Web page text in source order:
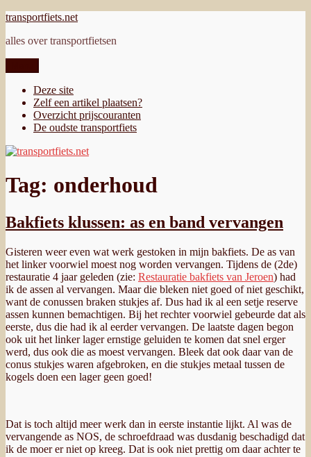
Ga
de
transportfiets.net
alles over transportfietsen
Deze site
Zelf een artikel plaatsen?
Overzicht prijscouranten
De oudste transportfiets
Tag: onderhoud
Bakfiets klussen: as en band vervangen
Gisteren weer even wat werk gestoken in mijn bakfiets. De as van
het linker voorwiel moest nog worden vervangen. Tijdens de (2de)
restauratie 4 jaar geleden (zie: Restauratie bakfiets van Jeroen) had
ik de assen al vervangen. Maar die bleken niet goed of niet geschikt,
want de conussen braken stukjes af. Dus had ik al een setje reserve
assen kunnen bemachtigen. Bij het rechter voorwiel gebeurde dat als
eerste, dus die had ik al eerder vervangen. De laatste dagen begon
ook uit het linker lager ernstige geluiden te komen dat snel erger
werd, dus ook die as moest vervangen. Bleek dat ook daar van de
conus stukjes waren afgebroken, en die stukjes metaal tussen de
kogels doen een lager geen goed!
Dat is toch altijd meer werk dan in eerste instantie lijkt. Al was de
vervangende as NOS, de schroefdraad was dusdanig beschadigd dat
ik de moer er niet op kreeg. Dat is ook niet prettig om daar achter te